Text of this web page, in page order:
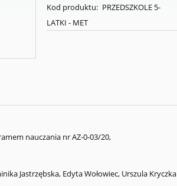
Kod produktu: PRZEDSZKOLE 5-
LATKI - MET
nauczania nr AZ-0-03/20,
Jastrzębska, Edyta Wołowiec, Urszula Kryczka